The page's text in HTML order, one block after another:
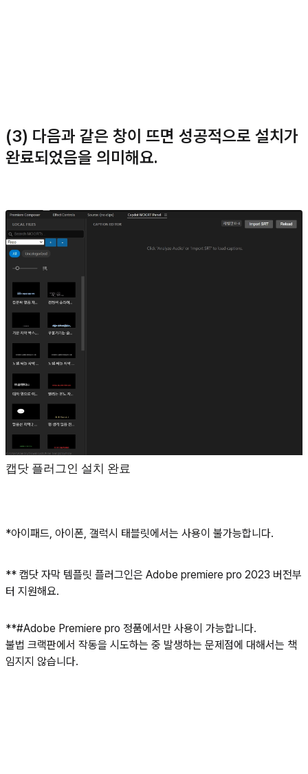
(3) 다음과 같은 창이 뜨면 성공적으로 설치가
완료되었음을 의미해요.
캡닷 플러그인 설치 완료
*아이패드, 아이폰, 갤럭시 태블릿에서는 사용이 불가능합니다.
** 캡닷 자막 템플릿 플러그인은 Adobe premiere pro 2023 버전부
터 지원해요.
**#Adobe Premiere pro 정품에서만 사용이 가능합니다.
불법 크랙판에서 작동을 시도하는 중 발생하는 문제점에 대해서는 책
임지지 않습니다.